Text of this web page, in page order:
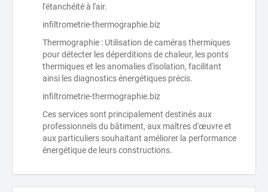
l'étanchéité à l'air.
infiltrometrie-thermographie.biz
Thermographie : Utilisation de caméras thermiques
pour détecter les déperditions de chaleur, les ponts
thermiques et les anomalies d'isolation, facilitant
ainsi les diagnostics énergétiques précis.
infiltrometrie-thermographie.biz
Ces services sont principalement destinés aux
professionnels du bâtiment, aux maîtres d'œuvre et
aux particuliers souhaitant améliorer la performance
énergétique de leurs constructions.